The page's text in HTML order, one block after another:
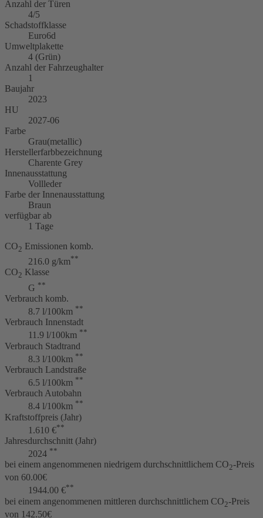
Anzahl der Türen
4/5
Schadstoffklasse
Euro6d
Umweltplakette
4 (Grün)
Anzahl der Fahrzeughalter
1
Baujahr
2023
HU
2027-06
Farbe
Grau(metallic)
Herstellerfarbbezeichnung
Charente Grey
Innenausstattung
Vollleder
Farbe der Innenausstattung
Braun
verfügbar ab
1 Tage
CO2 Emissionen komb.
216.0 g/km**
CO2 Klasse
G **
Verbrauch komb.
8.7 l/100km **
Verbrauch Innenstadt
11.9 l/100km **
Verbrauch Stadtrand
8.3 l/100km **
Verbrauch Landstraße
6.5 l/100km **
Verbrauch Autobahn
8.4 l/100km **
Kraftstoffpreis (Jahr)
1.610 €**
Jahresdurchschnitt (Jahr)
2024 **
bei einem angenommenen niedrigem durchschnittlichem CO2-Preis
von 60.00€
1944.00 €**
bei einem angenommenen mittleren durchschnittlichem CO2-Preis
von 142.50€